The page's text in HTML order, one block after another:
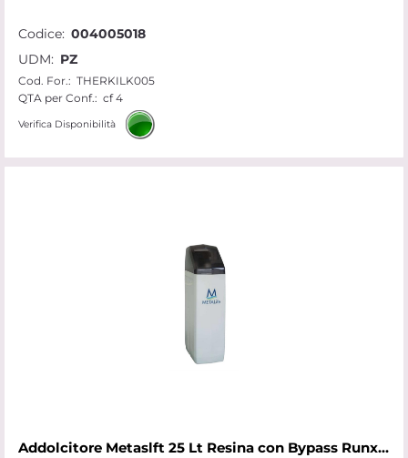
Codice: 004005018
UDM: PZ
Cod. For.: THERKILK005
QTA per Conf.: cf 4
Verifica Disponibilità
Addolcitore Metaslft 25 Lt Resina con Bypass Runxin Metalife